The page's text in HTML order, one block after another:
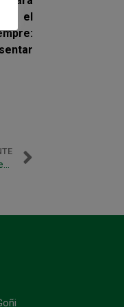
el
El partido Pozo Murcia – Magna Navarra, televisado en directo por Teledeporte